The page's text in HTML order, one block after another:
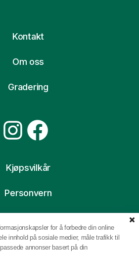
Kontakt
Om oss
Gradering
Instagram
Facebook
Kjøpsvilkår
Personvern
for å forbedre din online
innhold på sosiale medier, måle trafikk til
annonser basert på din